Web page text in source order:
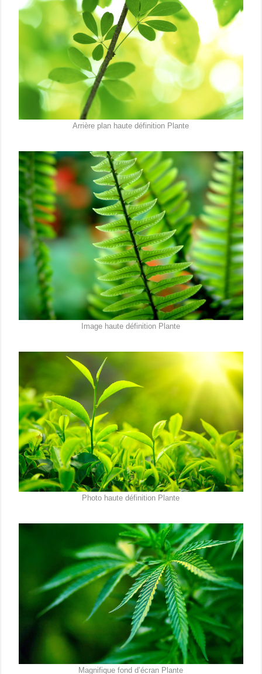
Arrière plan haute définition Plante
Image haute définition Plante
Photo haute définition Plante
Magnifique fond d’écran Plante